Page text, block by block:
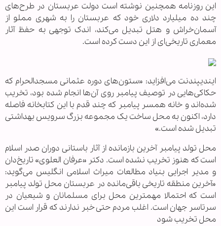
این روزنامه همچنین نوشته است دولت عربستان در طرح‌های
چند ده میلیارد دلاری خود که عربستان را به شهری مملو از
آسمان‌خراش و هتل تبدیل می‌کند، اندک توجهی به حفظ آثار
معماری تاریخی‌ای از این دست کرده است.
ایندیپندنت می‌افزاید: «ستون‌های دوره عثمانی مسجد‌الحرام که
حکاکی‌هایی در توصیف پیامبر روی آن‌ها انجام شده بود، تخریب
شده‌اند و خانه همسر پیامبر که چند قدم با این کتابخانه فاصله
دارد، اکنون به محل ساخت یک مجموعه بزرگ سرویس بهداشتی
تبدیل شده است.»
محل تولد پیامبر آخرین بازمانده از آثار باستانی دوران صدر اسلام
است که هنوز تخریب نشده است. دکتر «عرفان العلوی» تاریخ‌دان
و مدیر اجرایی بنیاد مطالعات میراث اسلامی انگلیس می‌گوید:
«آخرین منطقه تاریخی باقی‌مانده در عربستان محل تولد پیامبر
است که احتمالا مهمترین محل برای مسلمانان و شیعیان در
سرتاسر جهان است. اغلب مردم حتی خبر ندارند که قرار است این
محل تخریب شود